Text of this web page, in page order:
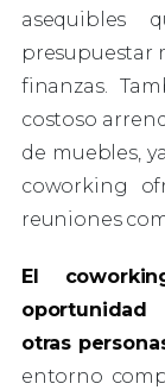
asequibles
presupuestar
finanzas.
costoso
de muebles,
coworking
reuniones
El
otras
entorno